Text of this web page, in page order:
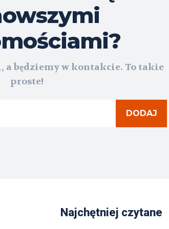
będziemy w kontakcie. To takie
proste!
DODAJ
Najchętniej czytane